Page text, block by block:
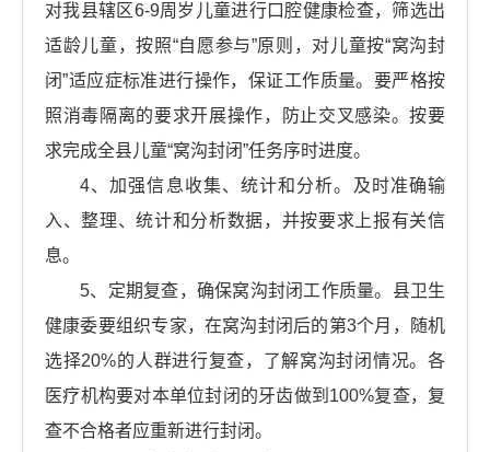
对我县辖区6-9周岁儿童进行口腔健康检查，筛选出
适龄儿童，按照“自愿参与”原则，对儿童按“窝沟封
闭”适应症标准进行操作，保证工作质量。要严格按
照消毒隔离的要求开展操作，防止交叉感染。按要
求完成全县儿童“窝沟封闭”任务序时进度。
4、加强信息收集、统计和分析。及时准确输
入、整理、统计和分析数据，并按要求上报有关信
息。
5、定期复查，确保窝沟封闭工作质量。县卫生
健康委要组织专家，在窝沟封闭后的第3个月，随机
选择20%的人群进行复查，了解窝沟封闭情况。各
医疗机构要对本单位封闭的牙齿做到100%复查，复
查不合格者应重新进行封闭。